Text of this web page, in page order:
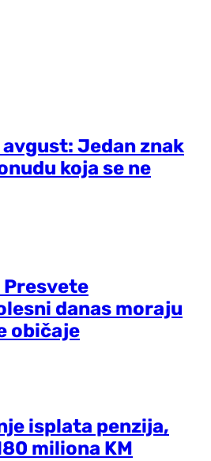
avgust: Jedan znak
koja se ne
danas moraju
običaje
isplata penzija,
miliona KM